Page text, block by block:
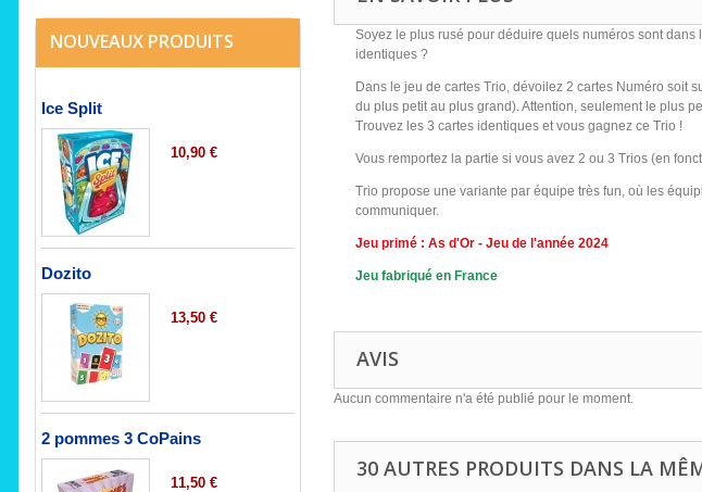
NOUVEAUX PRODUITS
Ice Split
10,90 €
Dozito
13,50 €
2 pommes 3 CoPains
11,50 €
Soyez le plus rusé pour déduire quels numéros sont
identiques ?
Dans le jeu de cartesTrio , dévoilez 2 cartes Numéro soit
du plus petit au plus grand). Attention, seulement le plus
Trouvez les 3 cartes identiques et vous gagnez ce Trio !
Vous remportez la partie si vous avez 2 ou 3 Trios (en
Trio propose une variante par équipe très fun, où les
communiquer.
Jeu primé : As d'Or - Jeu de l'année 2024
Jeu fabriqué en France
AVIS
Aucun commentaire n'a été publié pour le moment.
30 AUTRES PRODUITS DANS LA